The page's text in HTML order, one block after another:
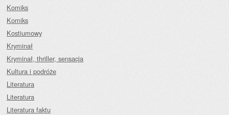
Komiks
Komiks
Kostiumowy
Kryminał
Kryminał, thriller, sensacja
Kultura i podróże
Literatura
Literatura
Literatura faktu